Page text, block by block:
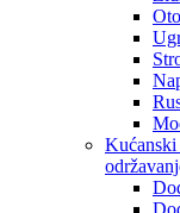
Kućanski